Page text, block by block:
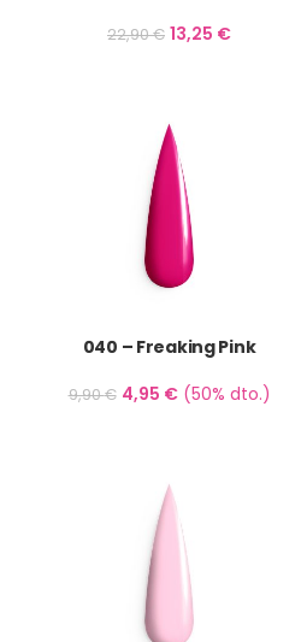
22,90€ 13,25 €
040 – Freaking Pink
9,90€ 4,95 €(50% dto.)